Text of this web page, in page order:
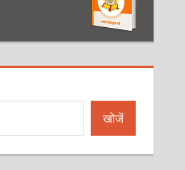
खोजें